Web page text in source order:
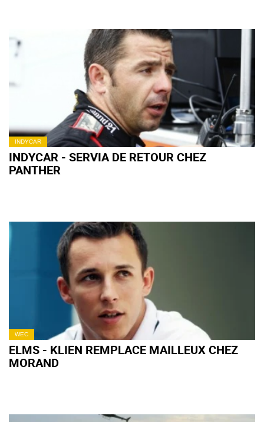
INDYCAR
INDYCAR - SERVIA DE RETOUR CHEZ
PANTHER
WEC
ELMS - KLIEN REMPLACE MAILLEUX CHEZ
MORAND